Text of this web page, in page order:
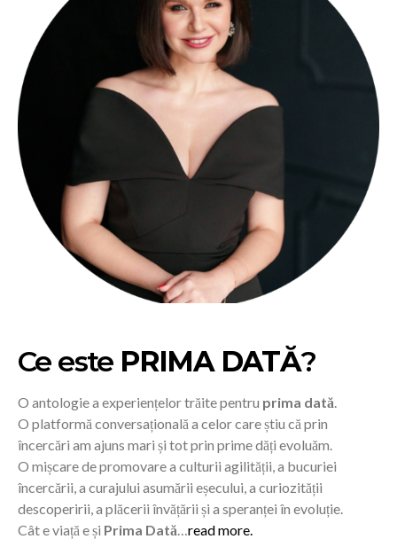
Ce este PRIMA DATĂ?
O antologie a experiențelor trăite pentru prima dată
O platformă conversațională a celor care știu că prin
încercări am ajuns mari și tot prin prime dăți evoluăm.
O mișcare de promovare a culturii agilității, a bucuriei
încercării, a curajului asumării eșecului, a curiozității
descoperirii, a plăcerii învățării și a speranței în evoluție.
Cât e viață e și Prima Dată read more.